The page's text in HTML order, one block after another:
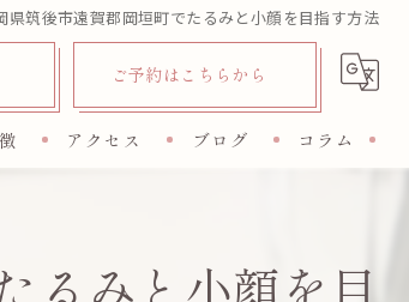
県筑後市遠賀郡岡垣町でたるみと小顔を目指す方法
ご予約はこちらから
アクセス ブログ コラム
るみと小顔を目